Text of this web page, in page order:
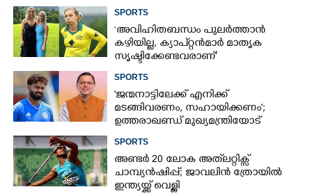
ഒരേയൊരു താരം
SPORTS
‘അവിഹിതബന്ധം പുലർത്താൻ
കഴിയില്ല,​ ക്യാപ്റ്റൻമാർ മാതൃക
സൃഷ്ടിക്കേണ്ടവരാണ്'
താരത്തിന്റെ ഭാര്യ
SPORTS
'ജന്മനാട്ടിലേക്ക് എനിക്ക്
മടങ്ങിവരണം, സഹായിക്കണം';
ഉത്തരാഖണ്ഡ് മുഖ്യമന്ത്രിയോട്
SPORTS
അണ്ടർ 20 ലോക അത്‌ലറ്റിക്സ്
ചാമ്പ്യൻഷിപ്പ്; ജാവലിൻ ത്രോയിൽ
ഇന്ത്യയ്ക്ക് വെള്ളി